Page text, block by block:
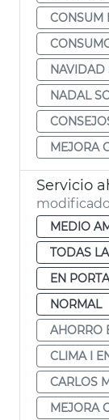
CONSUM
NAVIDAD
NADAL
MEJORA
MEDIO
TODAS
EN
NORMAL
AHORRO
CLIMA I
CARLOS
MEJORA